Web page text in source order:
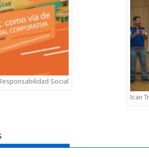
Social
Ican